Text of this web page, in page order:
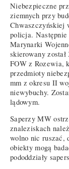
Niebezpieczne
ziemnych przy
Chwaszczyńskiej
policja. Następnie
Marynarki
skierowany
FOW z Rozewia,
przedmioty
mm z okresu II
niewybuchy.
lądowym.
Saperzy MW
znaleziskach
wolno nic ruszać,
obiekty mogą
pododdziały